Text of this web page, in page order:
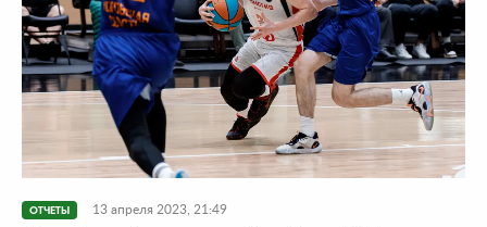
ОТЧЕТЫ 13 апреля 2023, 21:49